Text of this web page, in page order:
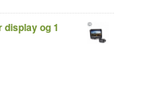
display og 1